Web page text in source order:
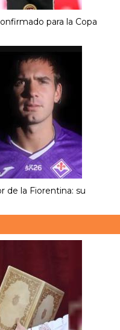
para la Copa
de la Fiorentina: su